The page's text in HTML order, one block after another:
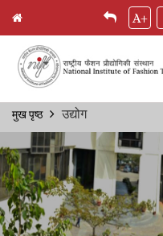
Skip
content
A+
Breadcrumb
मुख पृष्ठ उद्योग